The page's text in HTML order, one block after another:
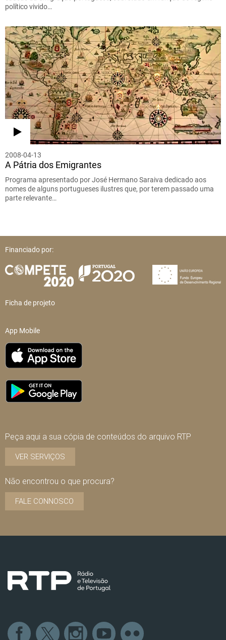
político vivido…
2008-04-13
A Pátria dos Emigrantes
Programa apresentado por José Hermano Saraiva dedicado aos
nomes de alguns portugueses ilustres que, por terem passado uma
parte relevante…
Financiado por:
Ficha de projeto
App Mobile
Peça aqui a sua cópia de conteúdos do arquivo RTP
VER SERVIÇOS
Não encontrou o que procura?
FALE CONNOSCO